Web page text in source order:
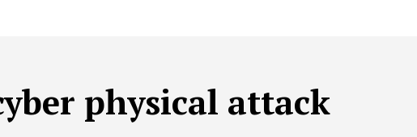
physical attack